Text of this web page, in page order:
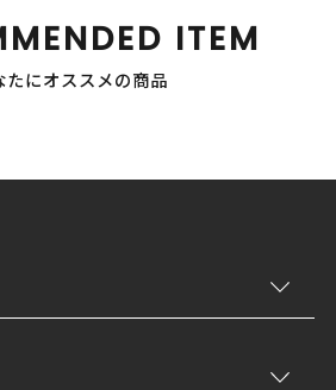
ITEM
たにオススメの商品